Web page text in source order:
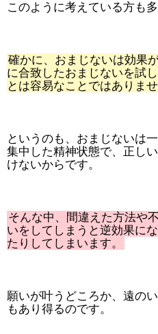
このように考えている方も
確かに、おまじないは効果
に合致したおまじないを試
とは容易なことではありませ
というのも、おまじないは
集中した精神状態で、正し
けないからです。
そんな中、間違えた方法や
いをしてしまうと逆効果に
たりしてしまいます。
願いが叶うどころか、遠の
もあり得るのです。